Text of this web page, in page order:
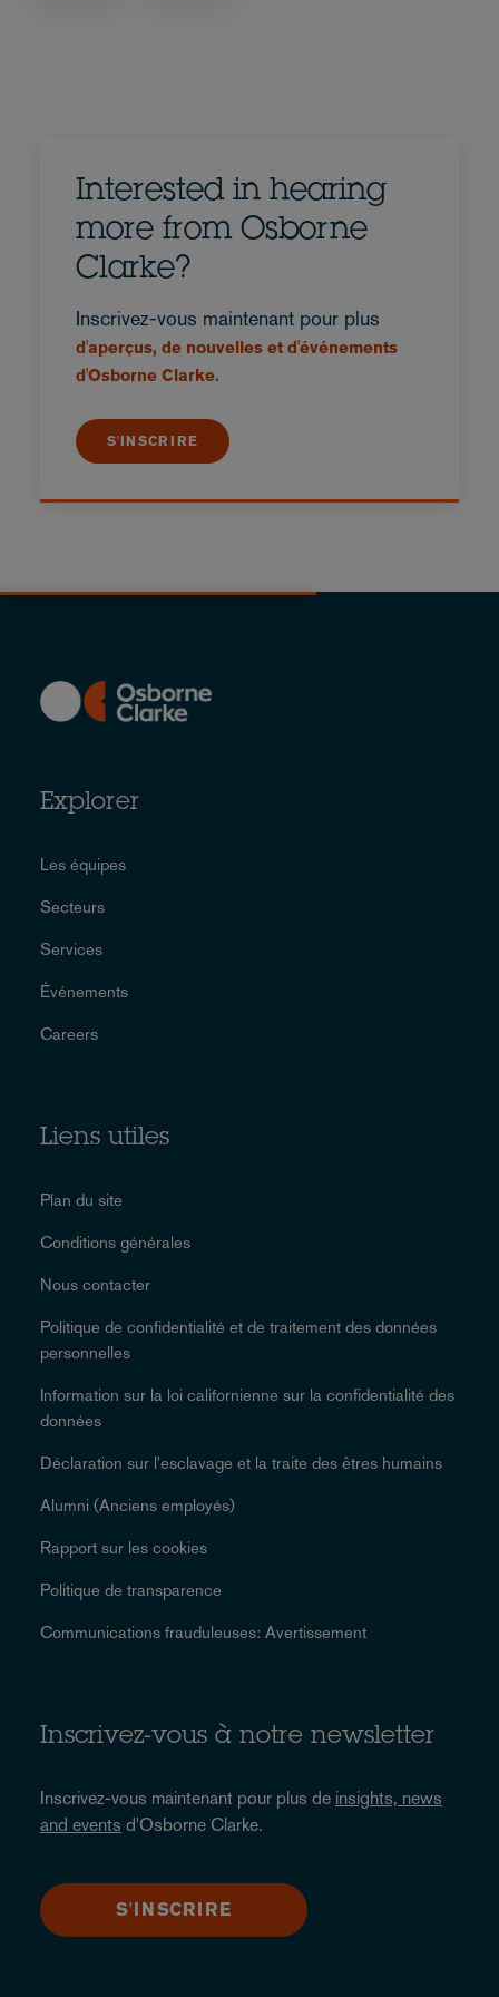
Interested in hearing
more from Osborne
Clarke?
Inscrivez-vous maintenant pour plus
d'aperçus, de nouvelles et d'événements
d'Osborne Clarke.
S'INSCRIRE
Explorer
Les équipes
Secteurs
Services
Événements
Careers
Liens utiles
Plan du site
Conditions générales
Nous contacter
Politique de confidentialité et de traitement des données
personnelles
Information sur la loi californienne sur la confidentialité des
données
Déclaration sur l'esclavage et la traite des êtres humains
Alumni (Anciens employés)
Rapport sur les cookies
Politique de transparence
Communications frauduleuses: Avertissement
Inscrivez-vous à notre newsletter
Inscrivez-vous maintenant pour plus de insights, news
and events d'Osborne Clarke.
S'INSCRIRE